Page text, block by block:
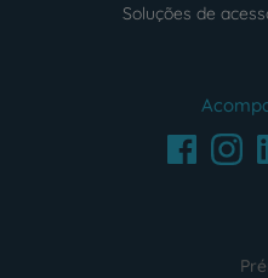
Soluções de
Facebook